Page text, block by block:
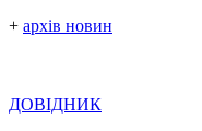
+ архів новин
ДОВІДНИК